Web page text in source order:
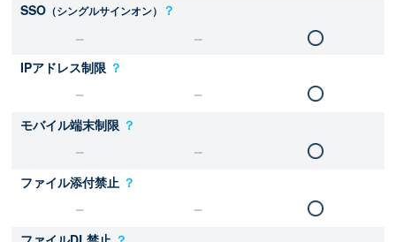
SSO （シングルサインオン） ？
IPアドレス制限 ？
モバイル端末制限 ？
ファイル添付禁止 ？